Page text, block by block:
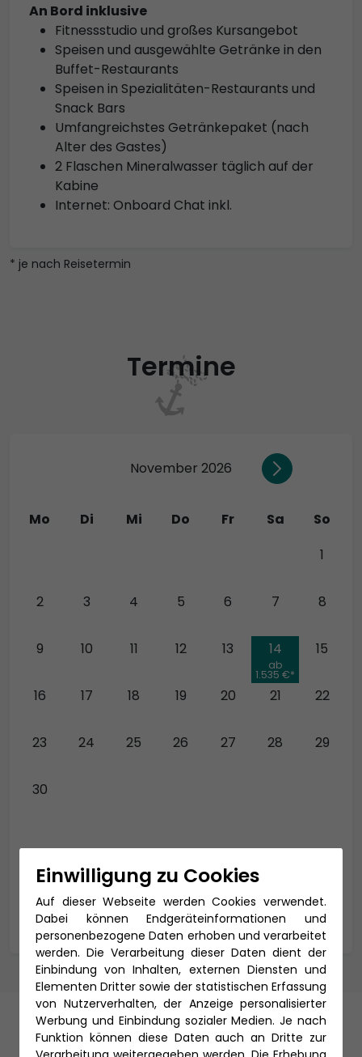
An Bord inklusive
Fitnessstudio und großes Kursangebot
Speisen und ausgewählte Getränke in den
Buffet-Restaurants
Speisen in Spezialitäten-Restaurants und
Snack Bars
Umfangreichstes Getränkepaket (nach
Alter des Gastes)
2 Flaschen Mineralwasser täglich auf der
Kabine
Internet: Onboard Chat inkl.
* je nach Reisetermin
Termine
November 2026
Mo Di Mi Do Fr Sa
So
1
2 3 4 5 6 7 8
9 10 11 12 13
ab
1.535 €*
14 15
16 17 18 19 20 21 22
23 24 25 26 27 28 29
30
* Alle Preise sind Ab-Preise und gelten pro
= Termin vorhanden
Ihr Schiff
Einwilligung zu Cookies
Auf dieser Webseite werden Cookies verwendet.
Dabei können Endgeräteinformationen und
personenbezogene Daten erhoben und verarbeitet
werden. Die Verarbeitung dieser Daten dient der
Einbindung von Inhalten, externen Diensten und
Elementen Dritter sowie der statistischen Erfassung
von Nutzerverhalten, der Anzeige personalisierter
Werbung und Einbindung sozialer Medien. Je nach
Funktion können diese Daten auch an Dritte zur